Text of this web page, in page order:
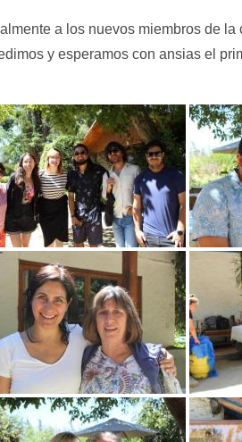
a los nuevos miembros de
y esperamos con ansias el